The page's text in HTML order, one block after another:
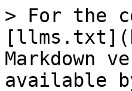
> For the
Markdown
available